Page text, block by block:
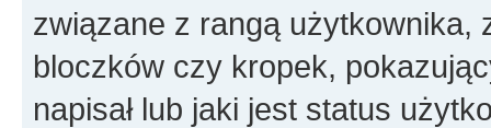
związane z rangą użytkownika,
bloczków czy kropek,
napisał lub jaki jest status